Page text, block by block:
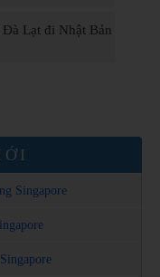
Lạt đi Nhật Bản
Singapore